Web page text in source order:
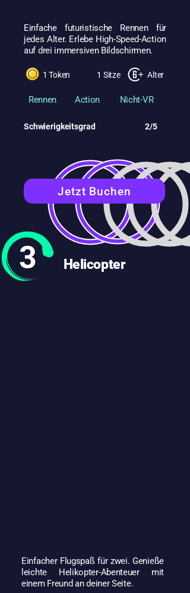
Einfache futuristische Rennen für
jedes Alter. Erlebe High-Speed-Action
auf drei immersiven Bildschirmen.
1 Token 1 Sitze Alter
Rennen Action
Schwierigkeitsgrad
Nicht-VR
2/5
Jetzt Buchen
3 Helicopter
Einfacher Flugspaß für zwei. Genieße
leichte Helikopter-Abenteuer mit
einem Freund an deiner Seite.